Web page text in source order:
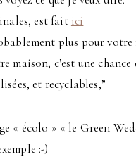
est fait ici
plus pour
c’est une
et recyclables,”
« écolo » « le Green
:-)